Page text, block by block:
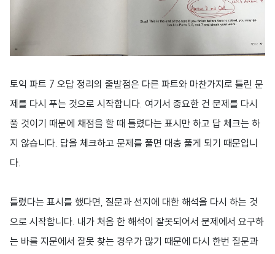
토익 파트 7 오답 정리의 출발점은 다른 파트와 마찬가지로 틀린 문
제를 다시 푸는 것으로 시작합니다. 여기서 중요한 건 문제를 다시
풀 것이기 때문에 채점을 할 때 틀렸다는 표시만 하고 답 체크는 하
지 않습니다. 답을 체크하고 문제를 풀면 대충 풀게 되기 때문입니
다.
틀렸다는 표시를 했다면, 질문과 선지에 대한 해석을 다시 하는 것
으로 시작합니다. 내가 처음 한 해석이 잘못되어서 문제에서 요구하
는 바를 지문에서 잘못 찾는 경우가 많기 때문에 다시 한번 질문과